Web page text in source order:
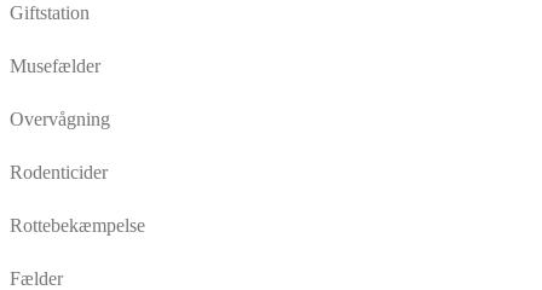
Giftstation
Musefælder
Overvågning
Rodenticider
Rottebekæmpelse
Fælder